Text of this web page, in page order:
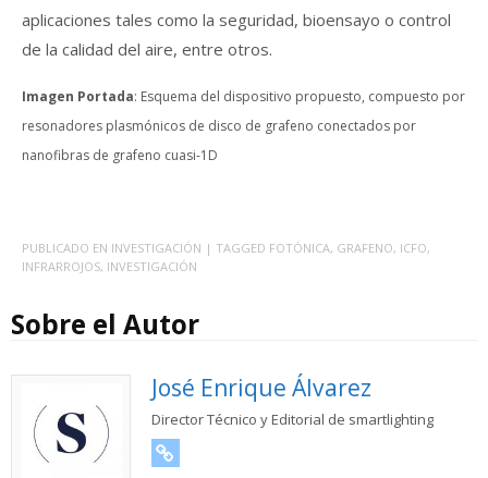
aplicaciones tales como la seguridad, bioensayo o control
de la calidad del aire, entre otros.
Imagen Portada: Esquema del dispositivo propuesto, compuesto por
resonadores plasmónicos de disco de grafeno conectados por
nanofibras de grafeno cuasi-1D
PUBLICADO EN INVESTIGACIÓN | TAGGED FOTÓNICA, GRAFENO, ICFO,
INFRARROJOS, INVESTIGACIÓN
Sobre el Autor
José Enrique Álvarez
Director Técnico y Editorial de smartlighting